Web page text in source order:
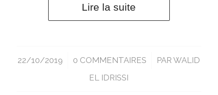
Lire la suite
22/10/2019
/ 0 COMMENTAIRES
/ PARWALID
EL IDRISSI